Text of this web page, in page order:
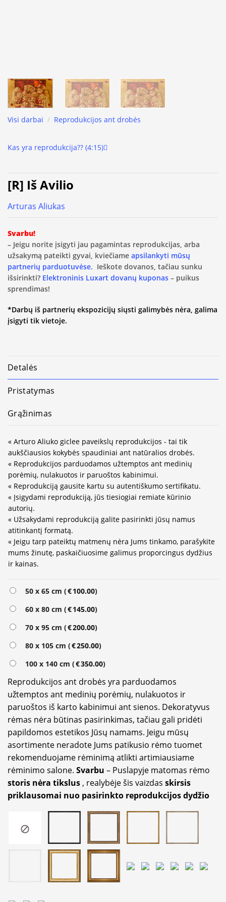
Visi darbai / Reprodukcijos ant drobės
Kas yra reprodukcija?? (4:15)
[R] Iš Avilio
Arturas Aliukas
Svarbu!
– Jeigu norite įsigyti jau pagamintas reprodukcijas, arba
užsakymą pateikti gyvai, kviečiame apsilankyti mūsų
partnerių parduotuvėse. Ieškote dovanos, tačiau sunku
išsirinkti? Elektroninis Luxart dovanų kuponas – puikus
sprendimas!
*Darbų iš partnerių ekspozicijų siųsti galimybės nėra, galima
įsigyti tik vietoje.
Detalės
Pristatymas
Grąžinimas
« Arturo Aliuko giclee paveikslų reprodukcijos - tai tik
aukščiausios kokybės spaudiniai ant natūralios drobės.
« Reprodukcijos parduodamos užtemptos ant medinių
porėmių, nulakuotos ir paruoštos kabinimui.
« Reprodukciją gausite kartu su autentiškumo sertifikatu.
« Įsigydami reprodukciją, jūs tiesiogiai remiate kūrinio
autorių.
« Užsakydami reprodukciją galite pasirinkti jūsų namus
atitinkantį formatą.
« Jeigu tarp pateiktų matmenų nėra Jums tinkamo, parašykite
mums žinutę, paskaičiuosime galimus proporcingus dydžius
ir kainas.
50 x 65 cm (€100.00)
60 x 80 cm (€145.00)
70 x 95 cm (€200.00)
80 x 105 cm (€250.00)
100 x 140 cm (€350.00)
Reprodukcijos ant drobės yra parduodamos
užtemptos ant medinių porėmių, nulakuotos ir
paruoštos iš karto kabinimui ant sienos. Dekoratyvus
rėmas nėra būtinas pasirinkimas, tačiau gali pridėti
papildomos estetikos Jūsų namams. Jeigu mūsų
asortimente neradote Jums patikusio rėmo tuomet
rekomenduojame rėminimą atlikti artimiausiame
rėminimo salone. Svarbu – Puslapyje matomas rėmo
storis nėra tikslus , realybėje šis vaizdas skirsis
priklausomai nuo pasirinkto reprodukcijos dydžio
Alternative: